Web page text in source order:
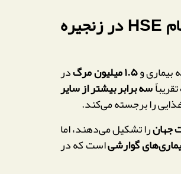
هشدار جهانی درباره ایمنی مواد غذایی؛ تهدید جدی سلامت کودکان و ضرورت تقویت نظام HSE در زنجیره
بیماری و۱.۵ میلیون مرگ در
سه برابر بیشتر از سایر
را برجسته می‌کند.
را تشکیل می‌دهند، اما
گوارشیاست که در